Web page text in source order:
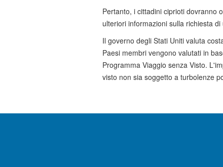
Pertanto, i cittadini ciprioti dovranno
ulteriori informazioni sulla richiesta
Il governo degli Stati Uniti valuta
Paesi membri vengono valutati in
Programma Viaggio senza Visto.
visto non sia soggetto a turbolenze